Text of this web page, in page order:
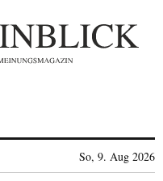
So, 9. Aug 2026